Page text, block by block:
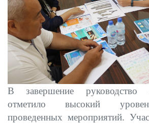
В завершение руководство
отметило высокий
проведенных мероприятий.